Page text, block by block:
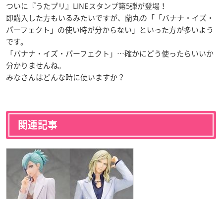
ついに『うたプリ』LINEスタンプ第5弾が登場！
即購入した方もいるみたいですが、蘭丸の「「バナナ・イズ・
パーフェクト」の使い時が分からない」といった方が多いよう
です。
「バナナ・イズ・パーフェクト」…確かにどう使ったらいいか
分かりませんね。
みなさんはどんな時に使いますか？
関連記事